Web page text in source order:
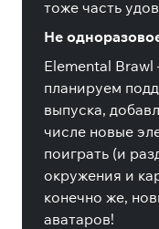
тоже часть
Не
Elemental
планируем
выпуска,
числе новые
поиграть (и
окружения и
конечно же,
аватаров!